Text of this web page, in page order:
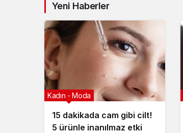
Yeni Haberler
15 dakikada cam gibi cilt!
5 ürünle inanılmaz etki
Kadın - Moda